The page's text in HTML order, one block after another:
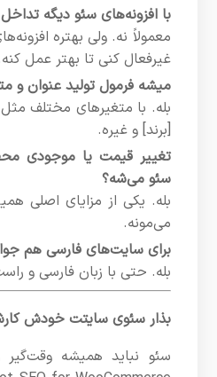
با افزونه‌های سئو دیگه تداخل
غیرفعال کنی تا بهتر عمل
میشه فرمول تولید عنوان و
بله. با متغیرهای مختلف
[برند] و غیره.
تغییر قیمت یا موجودی
سئو می‌شه؟
بله. یکی از مزایای اصلی
می‌مونه.
برای سایت‌های فارسی هم
بله. حتی با زبان فارسی و
بذار سئوی سایتت خودش
سئو نباید همیشه